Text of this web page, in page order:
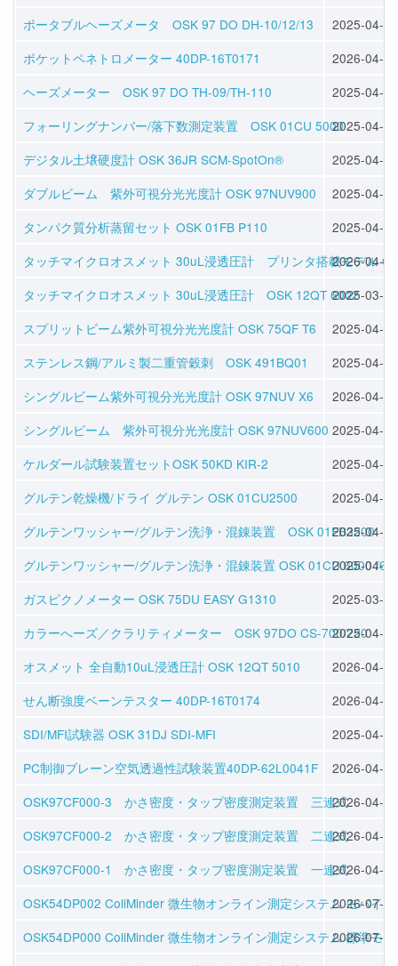
ポータブルヘーズメータ OSK 97 DO DH-10/12/13
2025-04-11
ポケットペネトロメーター 40DP-16T0171
2026-04-30
ヘーズメーター OSK 97 DO TH-09/TH-110
2025-04-11
フォーリングナンバー/落下数測定装置 OSK 01CU 50002025-04-09
デジタル土壌硬度計 OSK 36JR SCM-SpotOn®
2025-04-02
ダブルビーム 紫外可視分光光度計 OSK 97NUV900
2025-04-30
タンパク質分析蒸留セット OSK 01FB P110
2025-04-09
タッチマイクロオスメット 30uL浸透圧計 プリンタ搭載モデル
2026-04-16
タッチマイクロオスメット 30uL浸透圧計 OSK 12QT 60022025-03-30
スプリットビーム紫外可視分光光度計 OSK 75QF T6
2025-04-24
ステンレス鋼/アルミ製二重管穀刺 OSK 491BQ01
2025-04-04
シングルビーム紫外可視分光光度計 OSK 97NUV X6
2026-04-20
シングルビーム 紫外可視分光光度計 OSK 97NUV600 2025-04-24
ケルダール試験装置セットOSK 50KD KIR-2
2025-04-11
グルテン乾燥機/ドライ グルテン OSK 01CU2500
2025-04-09
グルテンワッシャー/グルテン洗浄・混錬装置 OSK 01FB3200
2025-04-09
グルテンワッシャー/グルテン洗浄・混錬装置 OSK 01CU 6000 /
2025-04-04
ガスピクノメーター OSK 75DU EASY G1310
2025-03-30
カラーへーズ／クラリティメーター OSK 97DO CS-700/720
2025-04-11
オスメット 全自動10uL浸透圧計 OSK 12QT 5010
2026-04-17
せん断強度ベーンテスター 40DP-16T0174
2026-04-30
SDI/MFI試験器 OSK 31DJ SDI-MFI
2025-04-11
PC制御ブレーン空気透過性試験装置40DP-62L0041F
2026-04-28
OSK97CF000-3 かさ密度・タップ密度測定装置 三連式2026-04-30
OSK97CF000-2 かさ密度・タップ密度測定装置 二連式2026-04-30
OSK97CF000-1 かさ密度・タップ密度測定装置 一連式2026-04-30
OSK54DP002 ColiMinder 微生物オンライン測定システム モバイ
2026-07-08
OSK54DP000 ColiMinder 微生物オンライン測定システム 標準モ
2026-07-08